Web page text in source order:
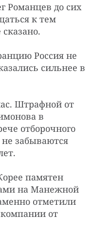
Романцев до сих
к тем
Россия не
сильнее в
Штрафной от
в
отборочного
забываются
памятен
на Манежной
отметили
от